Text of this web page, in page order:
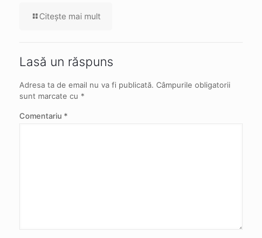
Citeşte mai mult
Lasă un răspuns
Adresa ta de email nu va fi publicată. Câmpurile obligatorii
sunt marcate cu *
Comentariu *